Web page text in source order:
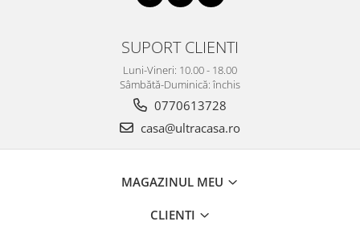
SUPORT CLIENTI
Luni-Vineri: 10.00 - 18.00
Sâmbătă-Duminică: închis
0770613728
casa@ultracasa.ro
MAGAZINUL MEU
CLIENTI